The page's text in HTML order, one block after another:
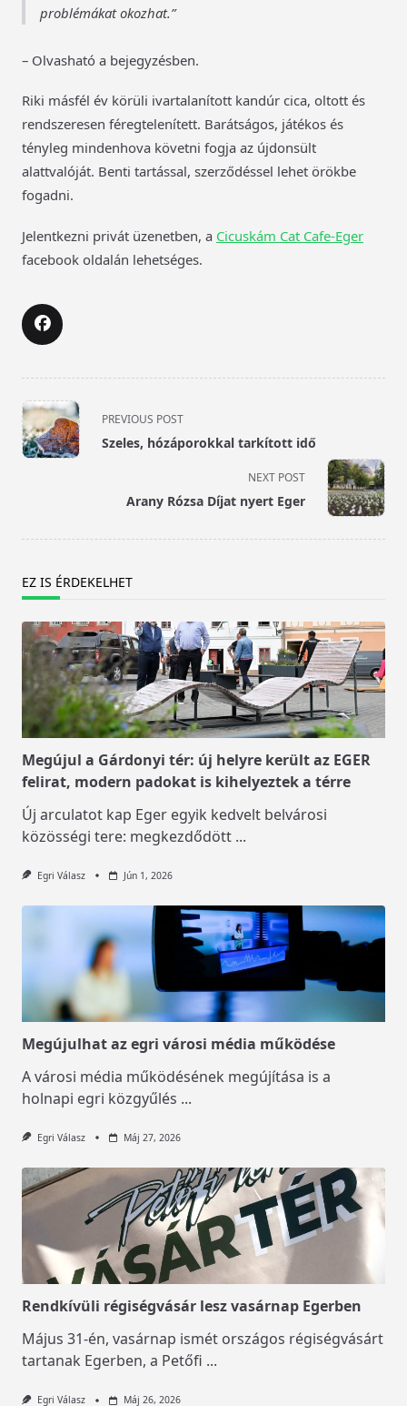
problémákat okozhat.
– Olvasható a bejegyzésben.
Riki másfél év körüli ivartalanított kandúr cica, oltott és
rendszeresen féregtelenített. Barátságos, játékos és
tényleg mindenhova követni fogja az újdonsült
alattvalóját. Benti tartással, szerződéssel lehet örökbe
fogadni.
Jelentkezni privát üzenetben, a Cicuskám Cat Cafe-Eger
facebook oldalán lehetséges.
<span
class="nav-
subtitle
PREVIOUS POST
Szeles, hózáporokkal tarkított idő
NEXT POST
Arany Rózsa Díjat nyert Eger
EZ IS ÉRDEKELHET
Megújul a Gárdonyi tér: új helyre került az EGER
felirat, modern padokat is kihelyeztek a térre
Új arculatot kap Eger egyik kedvelt belvárosi
közösségi tere: megkezdődött ...
Egri Válasz Jún 1, 2026
Megújulhat az egri városi média működése
A városi média működésének megújítása is a
holnapi egri közgyűlés ...
Egri Válasz Máj 27, 2026
Rendkívüli régiségvásár lesz vasárnap Egerben
Május 31-én, vasárnap ismét országos régiségvásárt
tartanak Egerben, a Petőfi ...
Egri Válasz Máj 26, 2026